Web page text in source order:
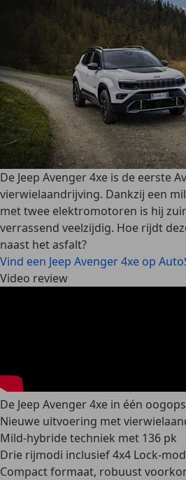
De Jeep Avenger 4xe is de eerste
vierwielaandrijving. Dankzij een
met twee elektromotoren is hij
verrassend veelzijdig. Hoe rijdt
naast het asfalt?
Vind een Jeep Avenger 4xe op
Video review
De Jeep Avenger 4xe in één
Nieuwe uitvoering met
Mild-hybride techniek met 136 pk
Drie rijmodi inclusief 4x4 Lock-
Compact formaat, robuust